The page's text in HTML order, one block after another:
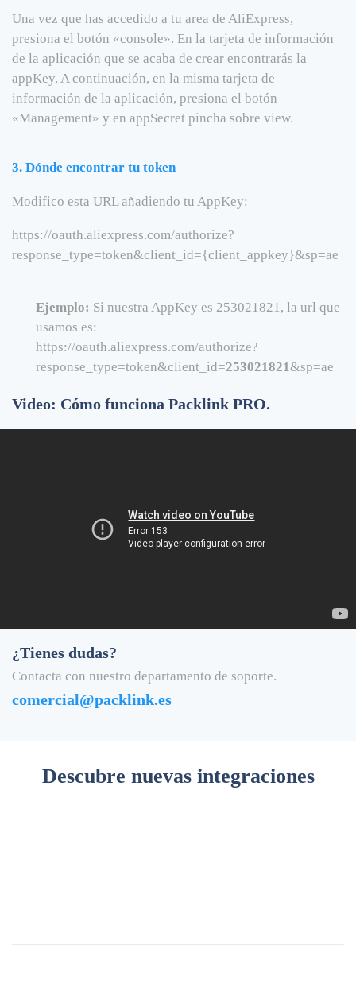
Una vez que has accedido a tu area de AliExpress,
presiona el botón «console». En la tarjeta de información
de la aplicación que se acaba de crear encontrarás la
appKey. A continuación, en la misma tarjeta de
información de la aplicación, presiona el botón
«Management» y en appSecret pincha sobre view.
3. Dónde encontrar tu token
Modifico esta URL añadiendo tu AppKey:
https://oauth.aliexpress.com/authorize?
response_type=token&client_id={client_appkey}&sp=ae
Ejemplo: Si nuestra AppKey es 253021821, la url que
usamos es:
https://oauth.aliexpress.com/authorize?
response_type=token&client_id=253021821&sp=ae
Video: Cómo funciona Packlink PRO.
¿Tienes dudas?
Contacta con nuestro departamento de soporte.
comercial@packlink.es
Descubre nuevas integraciones